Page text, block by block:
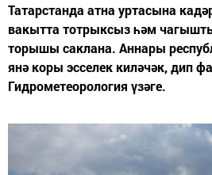
Татарстанда атна уртасына
вакытта тотрыксыз һәм
торышы саклана. Аннары
янә коры эсселек киләчәк, дип
Гидрометеорология үзәге.